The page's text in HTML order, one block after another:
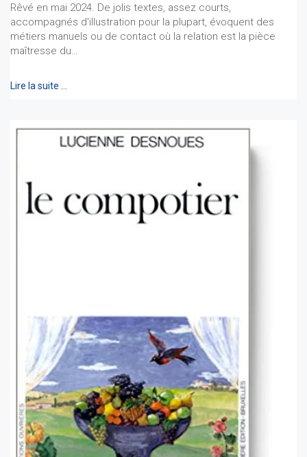
Rêvé en mai 2024. De jolis textes, assez courts,
accompagnés d'illustration pour la plupart, évoquent des
métiers manuels ou de contact où la relation est la pièce
maîtresse du…
Lire la suite …